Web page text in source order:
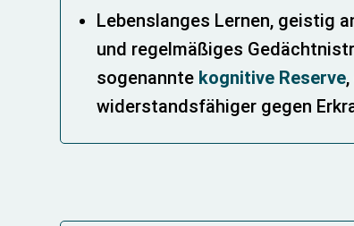
Lebenslanges Lernen, geistig
und regelmäßiges
sogenannte kognitive Reserve
widerstandsfähiger gegen